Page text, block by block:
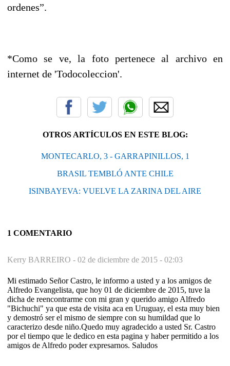
ordenes”.
*Como se ve, la foto pertenece al archivo en
internet de 'Todocoleccion'.
OTROS ARTÍCULOS EN ESTE BLOG:
MONTECARLO, 3 - GARRAPINILLOS, 1
BRASIL TEMBLÓ ANTE CHILE
ISINBAYEVA: VUELVE LA ZARINA DEL AIRE
1 COMENTARIO
Kerry BARREIRO - 02 de diciembre de 2015 - 02:03
Mi estimado Señor Castro, le informo a usted y a los amigos de
Alfredo Evangelista, que hoy 01 de diciembre de 2015, tuve la
dicha de reencontrarme con mi gran y querido amigo Alfredo
"Bichuchi" ya que esta de visita aca en Uruguay, el esta muy bien
y demostró ser el mismo de siempre con su humildad que lo
caracterizo desde niño.Quedo muy agradecido a usted Sr. Castro
por el tiempo que le dedico en esta pagina y haber permitido a los
amigos de Alfredo poder expresarnos. Saludos